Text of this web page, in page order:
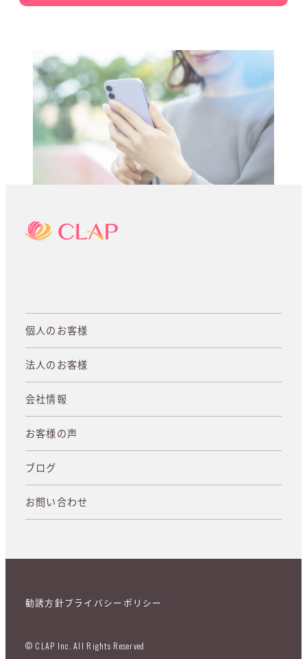
個人のお客様
法人のお客様
会社情報
お客様の声
ブログ
お問い合わせ
© CLAP Inc. All Rights Reserved
勧誘方針プライバシーポリシー